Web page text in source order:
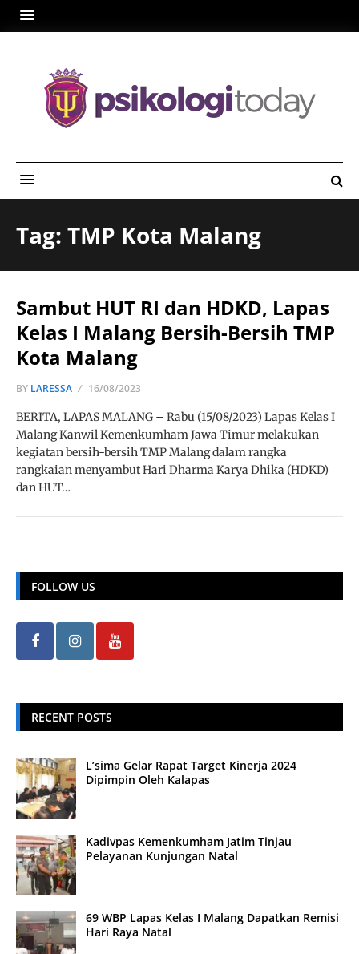
Tag: TMP Kota Malang
Sambut HUT RI dan HDKD, Lapas
Kelas I Malang Bersih-Bersih TMP
Kota Malang
BY LARESSA 16/08/2023
BERITA, LAPAS MALANG – Rabu (15/08/2023) Lapas Kelas I
Malang Kanwil Kemenkumham Jawa Timur melakukan
kegiatan bersih-bersih TMP Malang dalam rangka
rangkaian menyambut Hari Dharma Karya Dhika (HDKD)
dan HUT…
FOLLOW US
RECENT POSTS
L’sima Gelar Rapat Target Kinerja 2024
Dipimpin Oleh Kalapas
Kadivpas Kemenkumham Jatim Tinjau
Pelayanan Kunjungan Natal
69 WBP Lapas Kelas I Malang Dapatkan Remisi
Hari Raya Natal